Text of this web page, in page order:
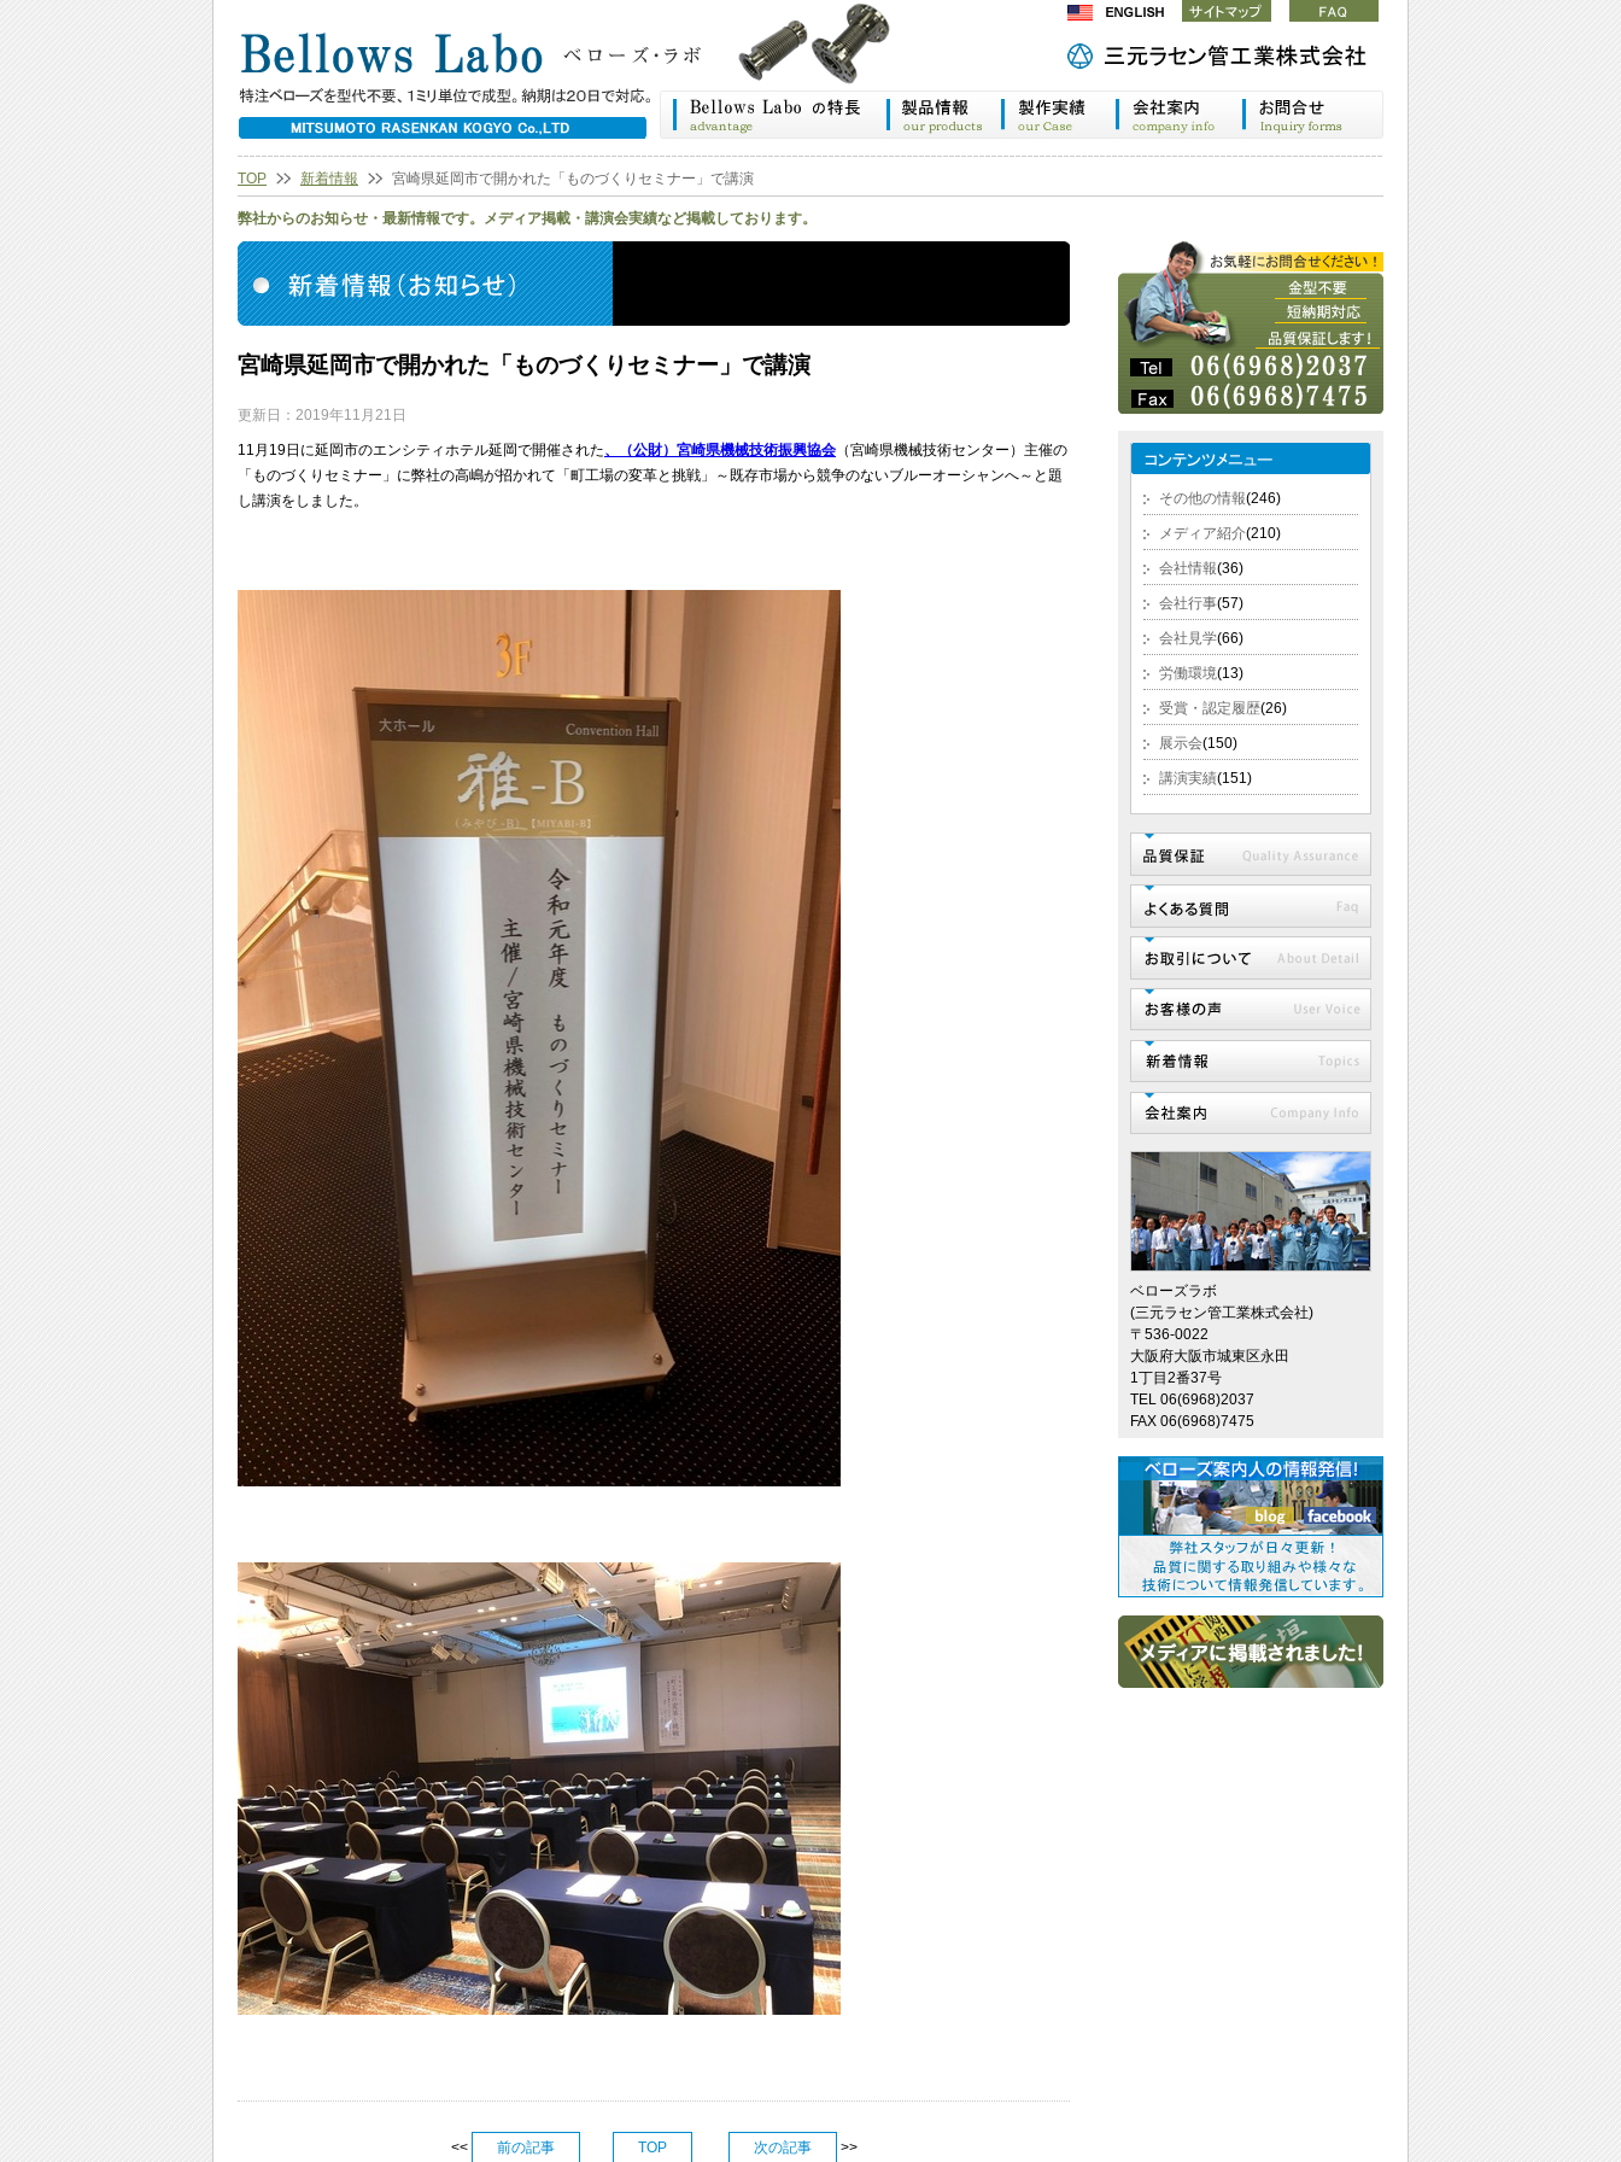
TOP 新着情報 宮崎県延岡市で開かれた「ものづくりセミナー」で講演
弊社からのお知らせ・最新情報です。メディア掲載・講演会実績など掲載しております。
宮崎県延岡市で開かれた「ものづくりセミナー」で講演
更新日：2019年11月21日
11月19日に延岡市のエンシティホテル延岡で開催された、（公財）宮崎県機械技術振興協会 （宮崎県機械技術センター）主催の
「ものづくりセミナー」に弊社の高嶋が招かれて「町工場の変革と挑戦」～既存市場から競争のないブルーオーシャンへ～と題
し講演をしました。
<< 前の記事 TOP 次の記事 >>
その他の情報(246)
メディア紹介(210)
会社情報(36)
会社行事(57)
会社見学(66)
労働環境(13)
受賞・認定履歴(26)
展示会(150)
講演実績(151)
ベローズラボ
(三元ラセン管工業株式会社)
〒536-0022
大阪府大阪市城東区永田
1丁目2番37号
TEL 06(6968)2037
FAX 06(6968)7475